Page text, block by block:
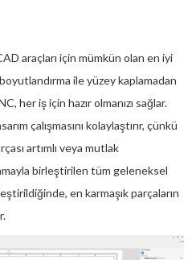
araçları için mümkün olan en iyi
ile yüzey kaplamadan
her iş için hazır olmanızı sağlar.
çalışmasını kolaylaştırır, çünkü
artımlı veya mutlak
birleştirilen tüm geleneksel
en karmaşık parçaların